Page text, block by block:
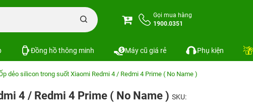
Gọi mua hàng
1900.0351
Đồng hồ thông minh Máy cũ giá rẻ Phụ kiện
dẻo silicon trong suốt Xiaomi Redmi 4 / Redmi 4 Prime ( No Name )
4 / Redmi 4 Prime ( No Name ) SKU: